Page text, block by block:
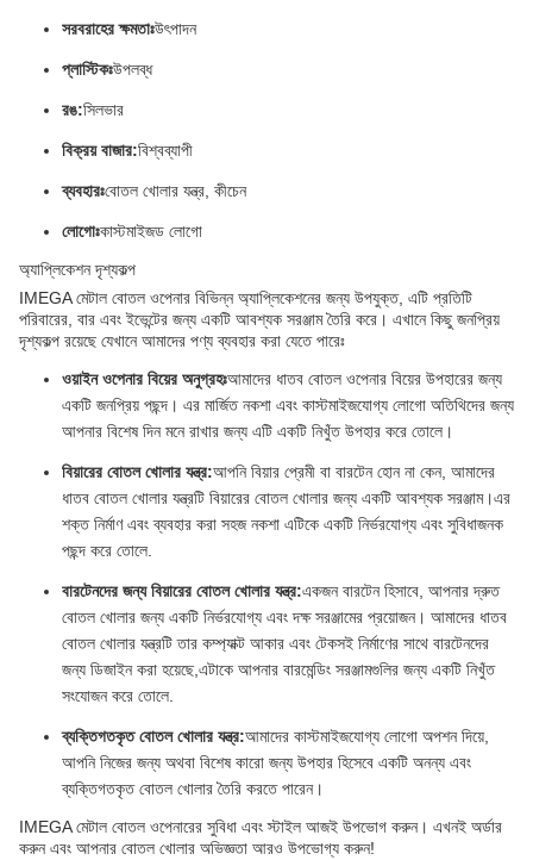
সরবরাহের ক্ষমতাঃউৎপাদন
প্লাস্টিকঃউপলব্ধ
রঙ:সিলভার
বিক্রয় বাজার:বিশ্বব্যাপী
ব্যবহারঃবোতল খোলার যন্ত্র, কীচেন
লোগোঃকাস্টমাইজড লোগো
অ্যাপ্লিকেশন দৃশ্যকল্প
IMEGA মেটাল বোতল ওপেনার বিভিন্ন অ্যাপ্লিকেশনের জন্য উপযুক্ত, এটি প্রতিটি
পরিবারের, বার এবং ইভেন্টের জন্য একটি আবশ্যক সরঞ্জাম তৈরি করে। এখানে কিছু জনপ্রিয়
দৃশ্যকল্প রয়েছে যেখানে আমাদের পণ্য ব্যবহার করা যেতে পারেঃ
ওয়াইন ওপেনার বিয়ের অনুগ্রহঃআমাদের ধাতব বোতল ওপেনার বিয়ের উপহারের জন্য
একটি জনপ্রিয় পছন্দ। এর মার্জিত নকশা এবং কাস্টমাইজযোগ্য লোগো অতিথিদের জন্য
আপনার বিশেষ দিন মনে রাখার জন্য এটি একটি নিখুঁত উপহার করে তোলে।
বিয়ারের বোতল খোলার যন্ত্র:আপনি বিয়ার প্রেমী বা বারটেন হোন না কেন, আমাদের
ধাতব বোতল খোলার যন্ত্রটি বিয়ারের বোতল খোলার জন্য একটি আবশ্যক সরঞ্জাম।এর
শক্ত নির্মাণ এবং ব্যবহার করা সহজ নকশা এটিকে একটি নির্ভরযোগ্য এবং সুবিধাজনক
পছন্দ করে তোলে.
বারটেনদের জন্য বিয়ারের বোতল খোলার যন্ত্র:একজন বারটেন হিসাবে, আপনার দ্রুত
বোতল খোলার জন্য একটি নির্ভরযোগ্য এবং দক্ষ সরঞ্জামের প্রয়োজন। আমাদের ধাতব
বোতল খোলার যন্ত্রটি তার কম্প্যাক্ট আকার এবং টেকসই নির্মাণের সাথে বারটেনদের
জন্য ডিজাইন করা হয়েছে,এটাকে আপনার বারমেন্ডিং সরঞ্জামগুলির জন্য একটি নিখুঁত
সংযোজন করে তোলে.
ব্যক্তিগতকৃত বোতল খোলার যন্ত্র:আমাদের কাস্টমাইজযোগ্য লোগো অপশন দিয়ে,
আপনি নিজের জন্য অথবা বিশেষ কারো জন্য উপহার হিসেবে একটি অনন্য এবং
ব্যক্তিগতকৃত বোতল খোলার তৈরি করতে পারেন।
IMEGA মেটাল বোতল ওপেনারের সুবিধা এবং স্টাইল আজই উপভোগ করুন। এখনই অর্ডার
করুন এবং আপনার বোতল খোলার অভিজ্ঞতা আরও উপভোগ্য করুন!